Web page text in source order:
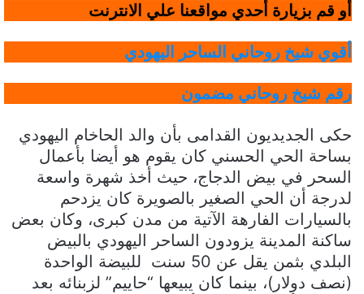
أو قم بزيارة أحدي مواقعنا علي الانترنت
أقوي شيخ روحاني الساحر اليهودي
رقم شيخ روحاني مضمون
حكى الجديديون القدامى بأن والد الحاخام اليهودي
بساحة الحي الحسني كان يقوم هو أيضا بأعمال
السحر في بيض الدجاج، حيث أخذ شهرة واسعة
لدرجة أن الحي الصغير بالصويرة كان يزدحم
بالسيارات الفارهة الآتية من مدن كبرى، وكان بعض
ساكنة المدينة يزودون الساحر اليهودي بالبيض
البلدي بثمن يقل عن 50 سنت للبيضة الواحدة
(نصف دولار)، بينما كان يبيعها “حاييم” لزبنائه بعد